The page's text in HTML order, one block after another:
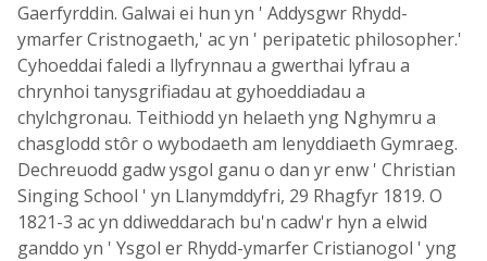
Gaerfyrddin. Galwai ei hun yn ' Addysgwr Rhydd-
ymarfer Cristnogaeth,' ac yn ' peripatetic philosopher.'
Cyhoeddai faledi a llyfrynnau a gwerthai lyfrau a
chrynhoi tanysgrifiadau at gyhoeddiadau a
chylchgronau. Teithiodd yn helaeth yng Nghymru a
chasglodd stôr o wybodaeth am lenyddiaeth Gymraeg.
Dechreuodd gadw ysgol ganu o dan yr enw ' Christian
Singing School ' yn Llanymddyfri, 29 Rhagfyr 1819. O
1821-3 ac yn ddiweddarach bu'n cadw'r hyn a elwid
ganddo yn ' Ysgol er Rhydd-ymarfer Cristianogol ' yng